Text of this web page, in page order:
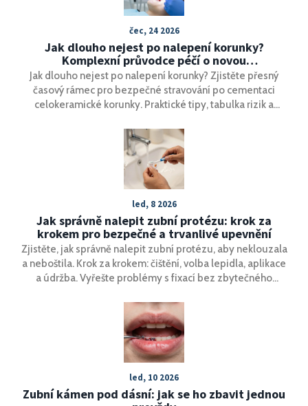
čec, 24 2026
Jak dlouho nejest po nalepení korunky?
Komplexní průvodce péčí o novou
celokeramickou korunku
Jak dlouho nejest po nalepení korunky? Zjistěte přesný
časový rámec pro bezpečné stravování po cementaci
celokeramické korunky. Praktické tipy, tabulka rizik a
led, 8 2026
Jak správně nalepit zubní protézu: krok za
krokem pro bezpečné a trvanlivé upevnění
Zjistěte, jak správně nalepit zubní protézu, aby neklouzala
a neboštila. Krok za krokem: čištění, volba lepidla, aplikace
a údržba. Vyřešte problémy s fixací bez zbytečného
led, 10 2026
Zubní kámen pod dásní: jak se ho zbavit jednou